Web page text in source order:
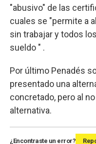
"abusivo" de las
cuales se "permite a
sin trabajar y todos
sueldo " .
Por último Penadés
presentado una
concretado, pero al
alternativa.
¿Encontraste un error?